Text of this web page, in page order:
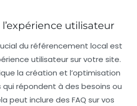
utilisateur
du référencement local est
utilisateur sur votre site.
la création et l’optimisation
répondent à des besoins ou
peut inclure des FAQ sur vos